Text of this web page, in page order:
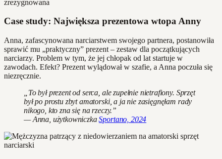
Case study: Największa prezentowa wtopa Anny
Anna, zafascynowana narciarstwem swojego partnera, postanowiła
sprawić mu „praktyczny” prezent – zestaw dla początkujących
narciarzy. Problem w tym, że jej chłopak od lat startuje w
zawodach. Efekt? Prezent wylądował w szafie, a Anna poczuła się
niezręcznie.
„To był prezent od serca, ale zupełnie nietrafiony. Sprzęt
był po prostu zbyt amatorski, a ja nie zasięgnęłam rady
nikogo, kto zna się na rzeczy.”
— Anna, użytkowniczkaSportano, 2024